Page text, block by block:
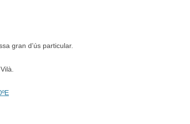
gran d’ús particular.